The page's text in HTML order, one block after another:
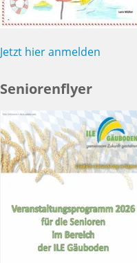
Jetzt hier anmelden
Seniorenflyer